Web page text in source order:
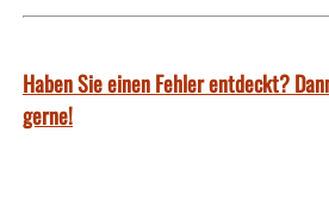
Haben Sie einen Fehler entdeckt?
gerne!